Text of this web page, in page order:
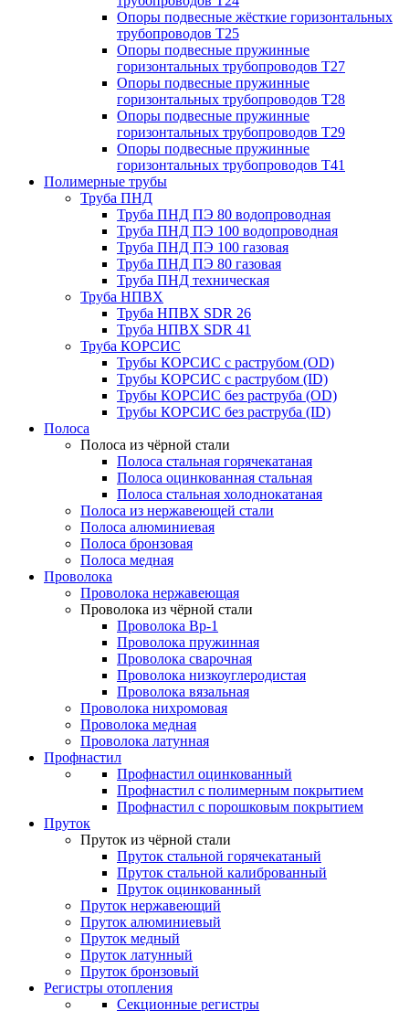
Опоры подвесные жёсткие горизонтальных
трубопроводов Т25
Опоры подвесные пружинные
горизонтальных трубопроводов Т27
Опоры подвесные пружинные
горизонтальных трубопроводов Т28
Опоры подвесные пружинные
горизонтальных трубопроводов Т29
Опоры подвесные пружинные
горизонтальных трубопроводов Т41
Полимерные трубы
Труба ПНД
Труба ПНД ПЭ 80 водопроводная
Труба ПНД ПЭ 100 водопроводная
Труба ПНД ПЭ 100 газовая
Труба ПНД ПЭ 80 газовая
Труба ПНД техническая
Труба НПВХ
Труба НПВХ SDR 26
Труба НПВХ SDR 41
Труба КОРСИС
Трубы КОРСИС с раструбом (OD)
Трубы КОРСИС с раструбом (ID)
Трубы КОРСИС без раструба (OD)
Трубы КОРСИС без раструба (ID)
Полоса
Полоса из чёрной стали
Полоса стальная горячекатаная
Полоса оцинкованная стальная
Полоса стальная холоднокатаная
Полоса из нержавеющей стали
Полоса алюминиевая
Полоса бронзовая
Полоса медная
Проволока
Проволока нержавеющая
Проволока из чёрной стали
Проволока Вр-1
Проволока пружинная
Проволока сварочная
Проволока низкоуглеродистая
Проволока вязальная
Проволока нихромовая
Проволока медная
Проволока латунная
Профнастил
Профнастил оцинкованный
Профнастил с полимерным покрытием
Профнастил с порошковым покрытием
Пруток
Пруток из чёрной стали
Пруток стальной горячекатаный
Пруток стальной калиброванный
Пруток оцинкованный
Пруток нержавеющий
Пруток алюминиевый
Пруток медный
Пруток латунный
Пруток бронзовый
Регистры отопления
Секционные регистры